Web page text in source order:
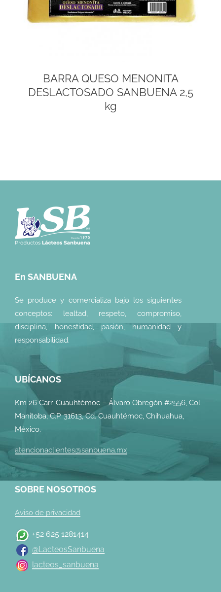
BARRA QUESO MENONITA
DESLACTOSADO SANBUENA 2,5
kg
En SANBUENA
Se produce y comercializa bajo los siguientes
conceptos: lealtad, respeto, compromiso,
disciplina, honestidad, pasión, humanidad y
responsabilidad.
UBÍCANOS
Km 26 Carr. Cuauhtémoc – Álvaro Obregón #2556, Col.
Manitoba, C.P. 31613, Cd. Cuauhtémoc, Chihuahua,
México.
atencionaclientes@sanbuena.mx
SOBRE NOSOTROS
Aviso de privacidad
+52 625 1281414
@LacteosSanbuena
lacteos_sanbuena